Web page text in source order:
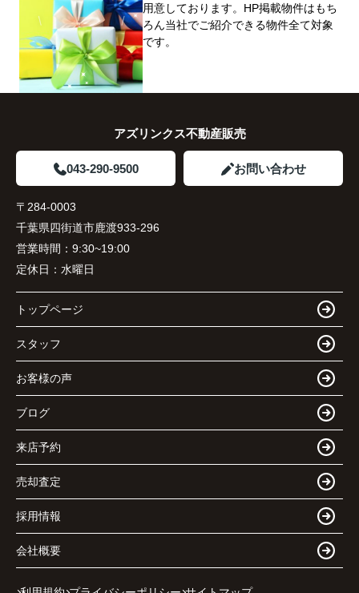
用意しております。HP掲載物件はもち
ろん当社でご紹介できる物件全て対象
です。
アズリンクス不動産販売
043-290-9500 お問い合わせ
〒284-0003
千葉県四街道市鹿渡933-296
営業時間： 9:30~19:00
定休日： 水曜日
トップページ
スタッフ
お客様の声
ブログ
来店予約
売却査定
採用情報
会社概要